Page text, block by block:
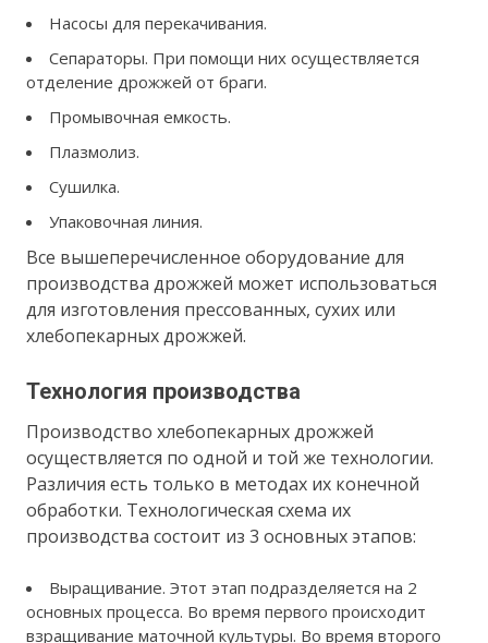
Насосы для перекачивания.
Сепараторы. При помощи них осуществляется
отделение дрожжей от браги.
Промывочная емкость.
Плазмолиз.
Сушилка.
Упаковочная линия.
Все вышеперечисленное оборудование для
производства дрожжей может использоваться
для изготовления прессованных, сухих или
хлебопекарных дрожжей.
Технология производства
Производство хлебопекарных дрожжей
осуществляется по одной и той же технологии.
Различия есть только в методах их конечной
обработки. Технологическая схема их
производства состоит из 3 основных этапов:
Выращивание. Этот этап подразделяется на 2
основных процесса. Во время первого происходит
взращивание маточной культуры. Во время второго